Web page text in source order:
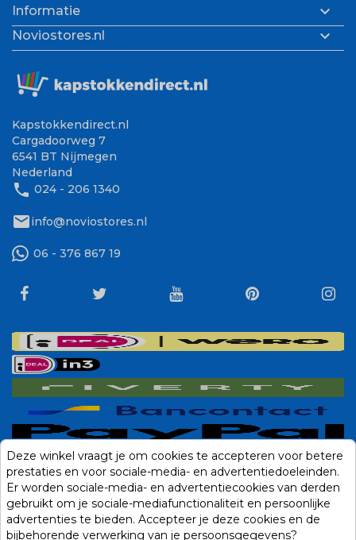
Informatie 
Noviostores.nl 
Kapstokkendirect.nl
Cargadoorweg 7
6541 BT Nijmegen
Nederland
phone 024 - 206 1340
mailinfo@noviostores.nl
06 - 376 867 19
Deze winkel vraagt je om cookies te accepteren voor betere
prestaties en voor sociale-media- en advertentiedoeleinden.
Er worden sociale-media- en advertentiecookies van derden
gebruikt om je sociale-mediafunctionaliteit en persoonlijke
advertenties te bieden. Accepteer je deze cookies en de
bijbehorende verwerking van je persoonsgegevens?